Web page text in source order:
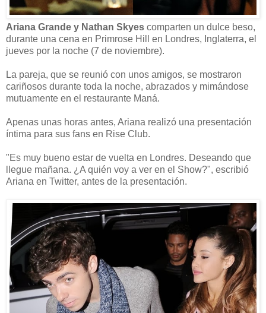
Ariana Grande y Nathan Skyes comparten un dulce beso,
durante una cena en Primrose Hill en Londres, Inglaterra, el
jueves por la noche (7 de noviembre).
La pareja, que se reunió con unos amigos, se mostraron
cariñosos durante toda la noche, abrazados y mimándose
mutuamente en el restaurante Maná.
Apenas unas horas antes, Ariana realizó una presentación
íntima para sus fans en Rise Club.
"Es muy bueno estar de vuelta en Londres. Deseando que
llegue mañana. ¿A quién voy a ver en el Show?", escribió
Ariana en Twitter, antes de la presentación.